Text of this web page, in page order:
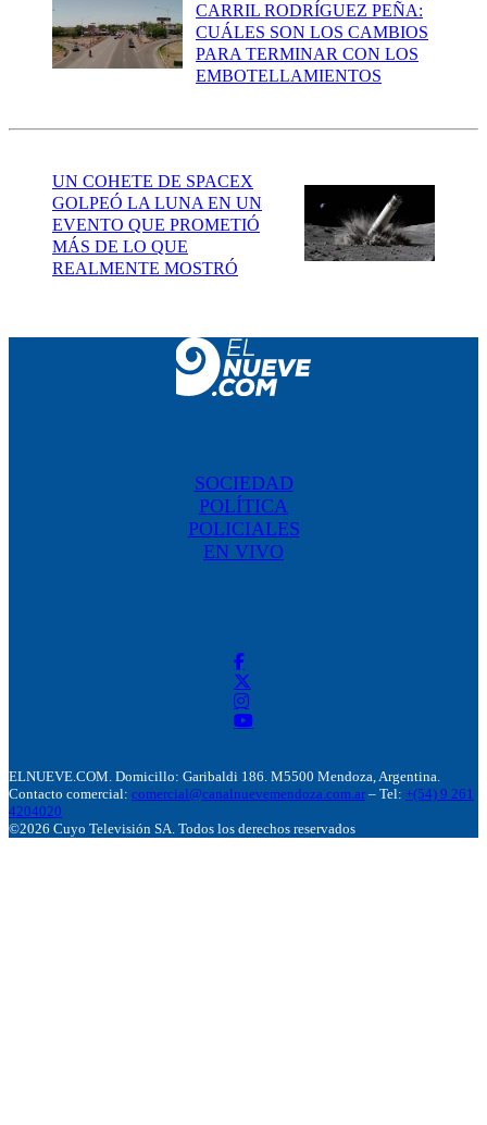
CARRIL RODRÍGUEZ PEÑA:
CUÁLES SON LOS CAMBIOS
PARA TERMINAR CON LOS
EMBOTELLAMIENTOS
UN COHETE DE SPACEX
GOLPEÓ LA LUNA EN UN
EVENTO QUE PROMETIÓ
MÁS DE LO QUE
REALMENTE MOSTRÓ
SOCIEDAD
POLÍTICA
POLICIALES
EN VIVO
ELNUEVE.COM. Domicillo: Garibaldi 186. M5500 Mendoza, Argentina.
Contacto comercial: comercial@canalnuevemendoza.com.ar – Tel: +(54) 9 261
4204020
©2026 Cuyo Televisión SA. Todos los derechos reservados